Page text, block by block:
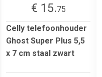
€ 15.75
Celly telefoonhouder
Ghost Super Plus 5,5
x 7 cm staal zwart